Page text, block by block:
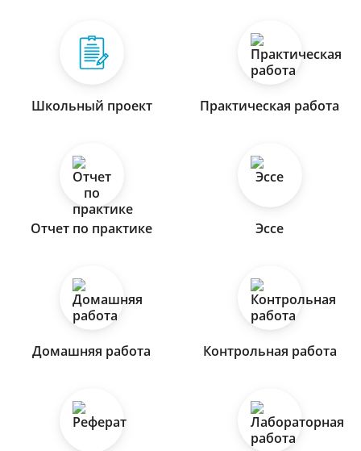
Школьный проект Практическая работа
Отчет по практике Эссе
Домашняя работа Контрольная работа